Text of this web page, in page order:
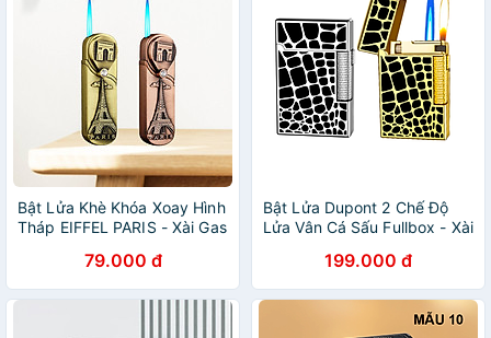
Bật Lửa Khè Khóa Xoay Hình
Tháp EIFFEL PARIS - Xài Gas
79.000 đ
Bật Lửa Dupont 2 Chế Độ
Lửa Vân Cá Sấu Fullbox - Xài
199.000 đ